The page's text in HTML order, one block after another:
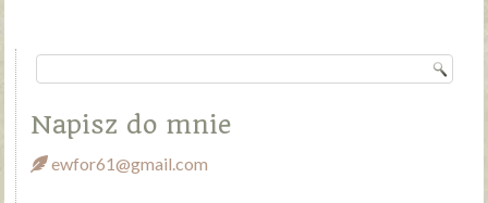
Napisz do mnie
ewfor61@gmail.com